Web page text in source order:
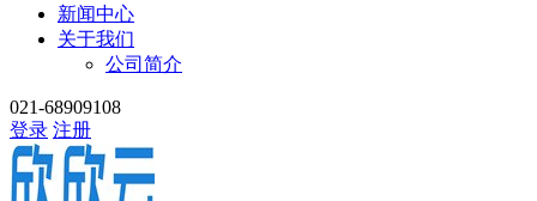
新闻中心
关于我们
公司简介
021-68909108
登录 注册